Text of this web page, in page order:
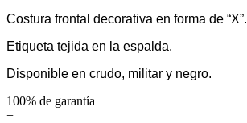
Costura frontal decorativa en forma de “X”.
Etiqueta tejida en la espalda.
Disponible en crudo, militar y negro.
100% de garantía
+